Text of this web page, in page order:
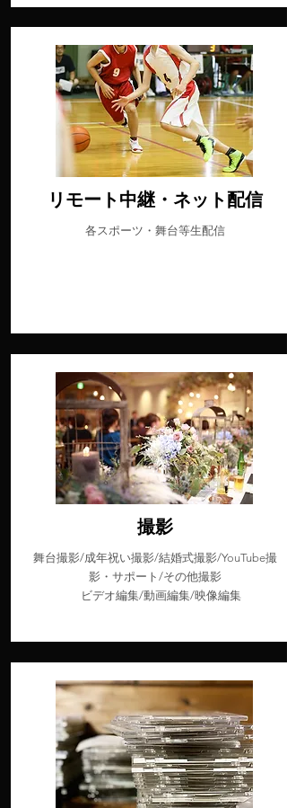
リモート中継・ネット配信
各スポーツ・舞台等生配信
撮影
舞台撮影/成年祝い撮影/結婚式撮影/YouTube撮
影・サポート/その他撮影
ビデオ編集/動画編集/映像編集